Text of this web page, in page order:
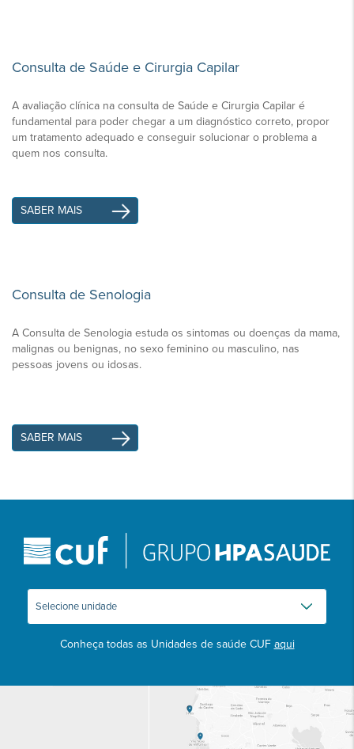
Consulta de Saúde e Cirurgia Capilar
A avaliação clínica na consulta de Saúde e Cirurgia Capilar é
fundamental para poder chegar a um diagnóstico correto, propor
um tratamento adequado e conseguir solucionar o problema a
quem nos consulta.
SABER MAIS
Consulta de Senologia
A Consulta de Senologia estuda os sintomas ou doenças da mama,
malignas ou benignas, no sexo feminino ou masculino, nas
pessoas jovens ou idosas.
SABER MAIS
Conheça todas as Unidades de saúde CUF aqui